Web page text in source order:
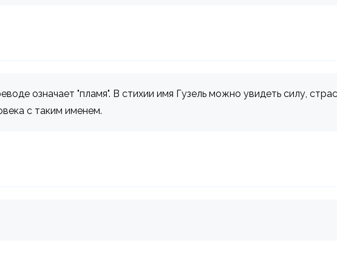
означает "пламя". В стихии имя Гузель можно увидеть силу,
с таким именем.